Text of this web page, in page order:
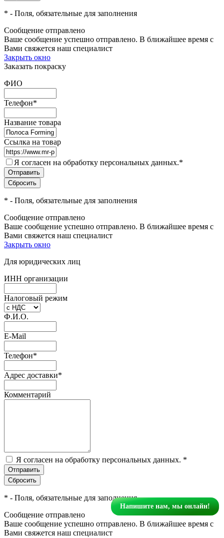
* - Поля, обязательные для заполнения
Сообщение отправлено
Ваше сообщение успешно отправлено. В ближайшее время с
Вами свяжется наш специалист
Закрыть окно
Заказать покраску
ФИО
Телефон*
Название товара
Ссылка на товар
Я согласен на обработку персональных данных.*
* - Поля, обязательные для заполнения
Сообщение отправлено
Ваше сообщение успешно отправлено. В ближайшее время с
Вами свяжется наш специалист
Закрыть окно
Для юридических лиц
ИНН организации
Налоговый режим
Ф.И.О.
E-Mail
Телефон*
Адрес доставки*
Комментарий
Я согласен на обработку персональных данных. *
* - Поля, обязательные для заполнения
Сообщение отправлено
Ваше сообщение успешно отправлено. В ближайшее время с
Вами свяжется наш специалист
Напишите нам, мы онлайн!